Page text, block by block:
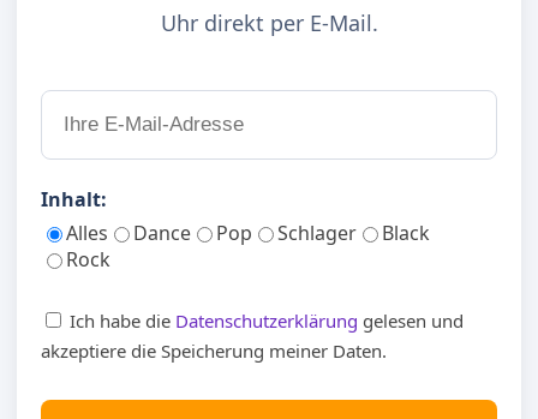
Uhr direkt per E-Mail.
Inhalt:
Alles
Dance Pop Schlager
Black
Rock
Ich habe die Datenschutzerklärung gelesen und
akzeptiere die Speicherung meiner Daten.